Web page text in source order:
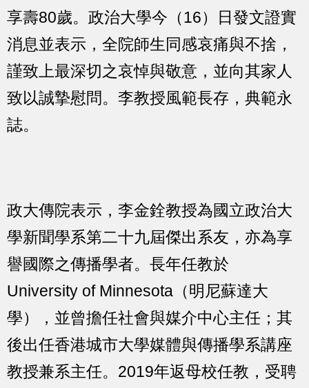
享壽80歲。政治大學今（16）日發文證實
消息並表示，全院師生同感哀痛與不捨，
謹致上最深切之哀悼與敬意，並向其家人
致以誠摯慰問。李教授風範長存，典範永
誌。
政大傳院表示，李金銓教授為國立政治大
學新聞學系第二十九屆傑出系友，亦為享
譽國際之傳播學者。長年任教於
University of Minnesota（明尼蘇達大
學），並曾擔任社會與媒介中心主任；其
後出任香港城市大學媒體與傳播學系講座
教授兼系主任。2019年返母校任教，受聘